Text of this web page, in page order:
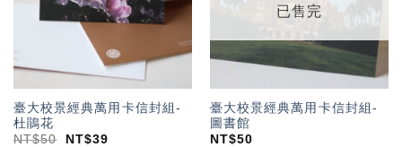
臺大校景經典萬用卡信封組-
杜鵑花
NT$50 NT$39
已售完
臺大校景經典萬用卡信封組-
圖書館
NT$50